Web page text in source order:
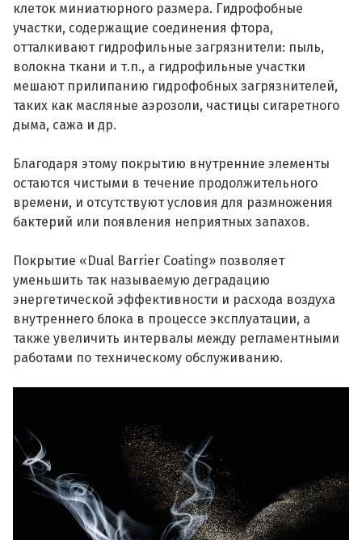
клеток миниатюрного размера. Гидрофобные
участки, содержащие соединения фтора,
отталкивают гидрофильные загрязнители: пыль,
волокна ткани и т.п., а гидрофильные участки
мешают прилипанию гидрофобных загрязнителей,
таких как масляные аэрозоли, частицы сигаретного
дыма, сажа и др.
Благодаря этому покрытию внутренние элементы
остаются чистыми в течение продолжительного
времени, и отсутствуют условия для размножения
бактерий или появления неприятных запахов.
Покрытие «Dual Barrier Coating» позволяет
уменьшить так называемую деградацию
энергетической эффективности и расхода воздуха
внутреннего блока в процессе эксплуатации, а
также увеличить интервалы между регламентными
работами по техническому обслуживанию.